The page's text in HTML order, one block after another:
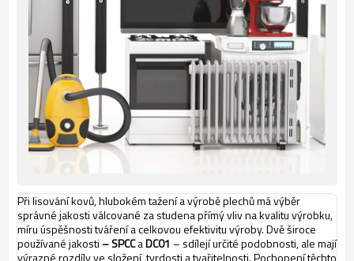
Při lisování kovů, hlubokém tažení a výrobě plechů má výběr
správné jakosti válcované za studena přímý vliv na kvalitu výrobku,
míru úspěšnosti tváření a celkovou efektivitu výroby. Dvě široce
používané jakosti – SPCCaDC01 – sdílejí určité podobnosti, ale mají
výrazné rozdíly ve složení, tvrdosti a tvařitelnosti. Pochopení těchto